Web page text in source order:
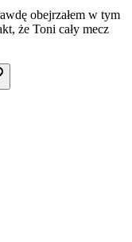
obejrzałem w tym
że Toni cały mecz